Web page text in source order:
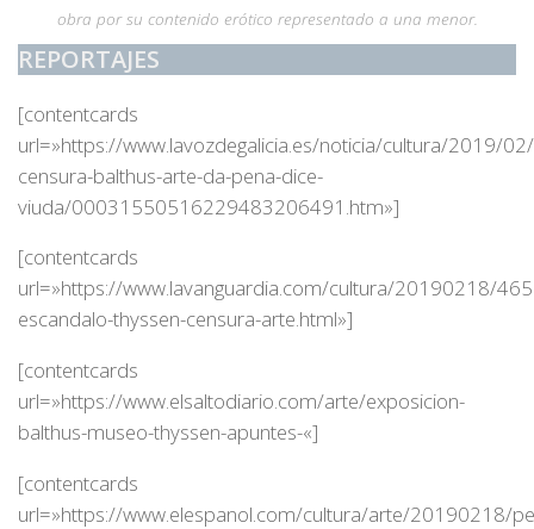
obra por su contenido erótico representado a una menor.
REPORTAJES
[contentcards
url=»https://www.lavozdegalicia.es/noticia/cultura/2019/
censura-balthus-arte-da-pena-dice-
viuda/00031550516229483206491.htm»]
[contentcards
url=»https://www.lavanguardia.com/cultura/20190218/
escandalo-thyssen-censura-arte.html»]
[contentcards
url=»https://www.elsaltodiario.com/arte/exposicion-
balthus-museo-thyssen-apuntes-«]
[contentcards
url=»https://www.elespanol.com/cultura/arte/20190218/